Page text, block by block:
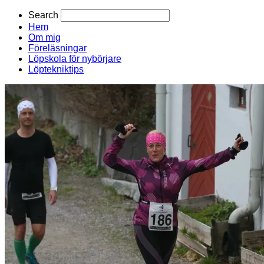
Search
Hem
Om mig
Föreläsningar
Löpskola för nybörjare
Löptekniktips